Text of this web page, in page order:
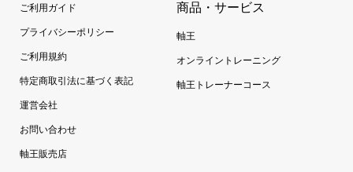
ご利用ガイド
プライバシーポリシー
ご利用規約
特定商取引法に基づく表記
運営会社
お問い合わせ
軸王販売店
商品・サービス
軸王
オンライントレーニング
軸王トレーナーコース